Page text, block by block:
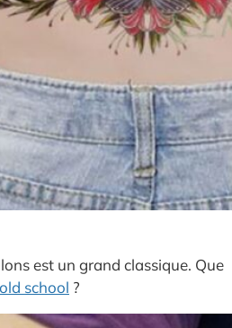
est un grand classique. Que
school ?